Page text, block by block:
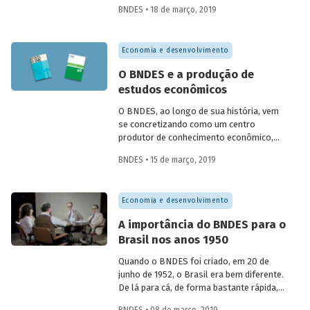
ao desenvolvimento. Em 1994, o periódico
do BNDES, não tendo mais sua publicação
interrompida. Com lançamentos em junho
dezembro – durante o Encontro Nacional
de Economia da Anpec –, a nova linha
editorial encontra-se no número 46.
BNDES • 18 de março, 2019
Economia e desenvolvimento
O BNDES e a produção de
estudos econômicos
O BNDES, ao longo de sua história, vem
se concretizando como um centro
produtor de conhecimento econômico,
de decisão quanto aos direcionamentos
organização de eventos técnico-
científicos, e a publicação e distribuição de
livros, relatórios e periódicos
especializados, o Banco busca tornar
público o conhecimento produzido por
seu corpo funcional sobre setores e
temas relevantes para o desenvolvimento
do país.
BNDES • 15 de março, 2019
Economia e desenvolvimento
A importância do BNDES para o
Brasil nos anos 1950
Quando o BNDES foi criado, em 20 de
junho de 1952, o Brasil era bem diferente.
De lá para cá, de forma bastante rápida,